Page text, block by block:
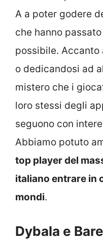
A a poter godere
che hanno
possibile.
o dedicandosi ad
mistero che i
loro stessi degli
seguono con
Abbiamo potuto
top player del
italiano entrare in
mondi.
Dybala e